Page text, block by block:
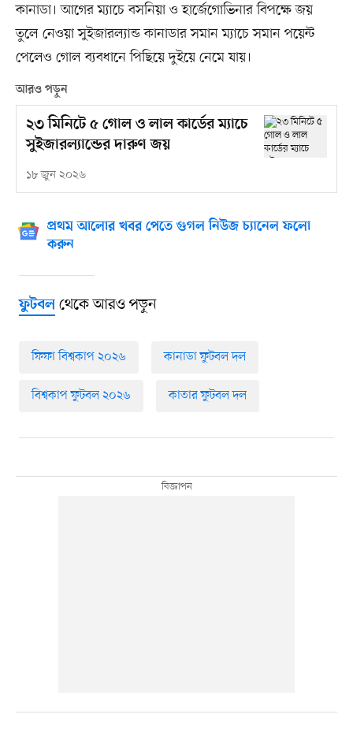
কানাডা। আগের ম্যাচে বসনিয়া ও হার্জেগোভিনার বিপক্ষে জয়
তুলে নেওয়া সুইজারল্যান্ড কানাডার সমান ম্যাচে সমান পয়েন্ট
পেলেও গোল ব্যবধানে পিছিয়ে দুইয়ে নেমে যায়।
আরও পড়ুন
২৩ মিনিটে ৫ গোল ও লাল কার্ডের ম্যাচে
সুইজারল্যান্ডের দারুণ জয়
১৮ জুন ২০২৬
প্রথম আলোর খবর পেতে গুগল নিউজ চ্যানেল ফলো
করুন
ফুটবলথেকে আরও পড়ুন
ফিফা বিশ্বকাপ ২০২৬ কানাডা ফুটবল দল
বিশ্বকাপ ফুটবল ২০২৬ কাতার ফুটবল দল